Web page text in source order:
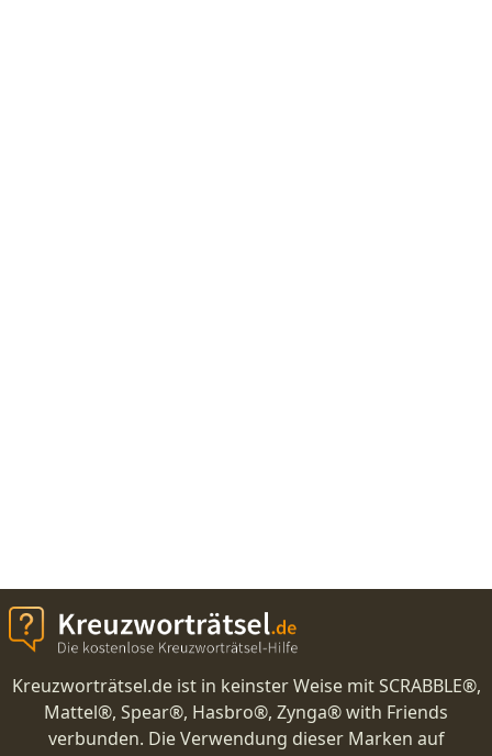
Kreuzworträtsel.de ist in keinster Weise mit SCRABBLE®,
Mattel®, Spear®, Hasbro®, Zynga® with Friends
verbunden. Die Verwendung dieser Marken auf